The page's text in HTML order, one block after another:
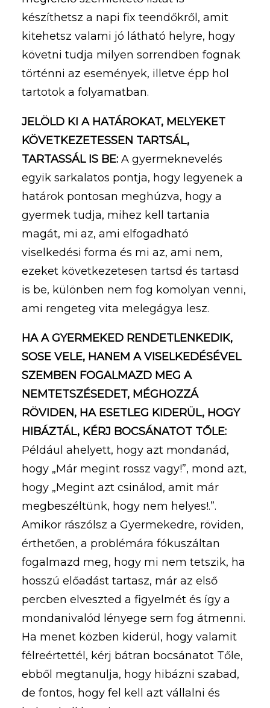
készíthetsz a napi fix teendőkről, amit
kitehetsz valami jó látható helyre, hogy
követni tudja milyen sorrendben fognak
történni az események, illetve épp hol
tartotok a folyamatban.
JELÖLD KI A HATÁROKAT, MELYEKET
KÖVETKEZETESSEN TARTSÁL,
TARTASSÁL IS BE: A gyermeknevelés
egyik sarkalatos pontja, hogy legyenek a
határok pontosan meghúzva, hogy a
gyermek tudja, mihez kell tartania
magát, mi az, ami elfogadható
viselkedési forma és mi az, ami nem,
ezeket következetesen tartsd és tartasd
is be, különben nem fog komolyan venni,
ami rengeteg vita melegágya lesz.
HA A GYERMEKED RENDETLENKEDIK,
SOSE VELE, HANEM A VISELKEDÉSÉVEL
SZEMBEN FOGALMAZD MEG A
NEMTETSZÉSEDET, MÉGHOZZÁ
RÖVIDEN, HA ESETLEG KIDERÜL, HOGY
HIBÁZTÁL, KÉRJ BOCSÁNATOT TŐLE:
Például ahelyett, hogy azt mondanád,
hogy „Már megint rossz vagy!”, mond azt,
hogy „Megint azt csinálod, amit már
megbeszéltünk, hogy nem helyes!.”.
Amikor rászólsz a Gyermekedre, röviden,
érthetően, a problémára fókuszáltan
fogalmazd meg, hogy mi nem tetszik, ha
hosszú előadást tartasz, már az első
percben elveszted a figyelmét és így a
mondanivalód lényege sem fog átmenni.
Ha menet közben kiderül, hogy valamit
félreértettél, kérj bátran bocsánatot Tőle,
ebből megtanulja, hogy hibázni szabad,
de fontos, hogy fel kell azt vállalni és